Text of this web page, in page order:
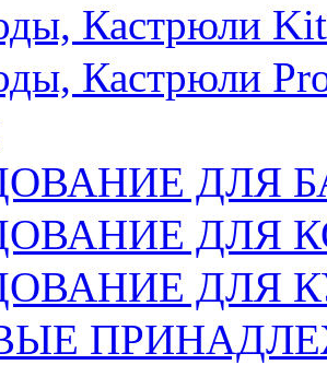
Кастрюли
Кастрюли
ДЛЯ
ДЛЯ
ДЛЯ